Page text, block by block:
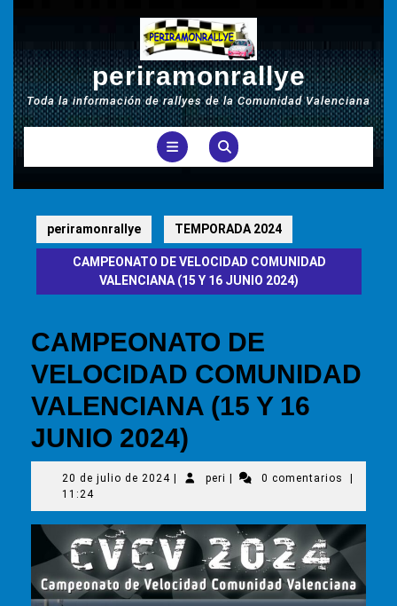
periramonrallye
Toda la información de rallyes de la Comunidad Valenciana
Botón
de
apertura
periramonrallye TEMPORADA 2024
CAMPEONATO DE VELOCIDAD COMUNIDAD
VALENCIANA (15 Y 16 JUNIO 2024)
CAMPEONATO DE
VELOCIDAD COMUNIDAD
VALENCIANA (15 Y 16
JUNIO 2024)
20 de julio de 202420
julio
de
2024
peri peri 0 comentarios
11:24